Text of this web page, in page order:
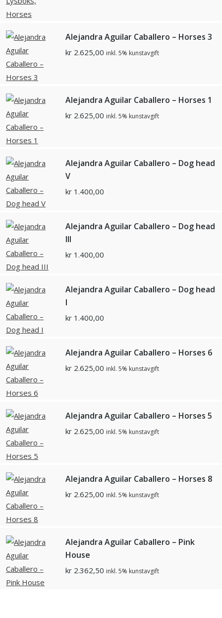
Alejandra Aguilar Caballero – Horses 3
kr 2.625,00 inkl. 5% kunstavgift
Alejandra Aguilar Caballero – Horses 1
kr 2.625,00 inkl. 5% kunstavgift
Alejandra Aguilar Caballero – Dog head
V
kr 1.400,00
Alejandra Aguilar Caballero – Dog head
III
kr 1.400,00
Alejandra Aguilar Caballero – Dog head
I
kr 1.400,00
Alejandra Aguilar Caballero – Horses 6
kr 2.625,00 inkl. 5% kunstavgift
Alejandra Aguilar Caballero – Horses 5
kr 2.625,00 inkl. 5% kunstavgift
Alejandra Aguilar Caballero – Horses 8
kr 2.625,00 inkl. 5% kunstavgift
Alejandra Aguilar Caballero – Pink
House
kr 2.362,50 inkl. 5% kunstavgift